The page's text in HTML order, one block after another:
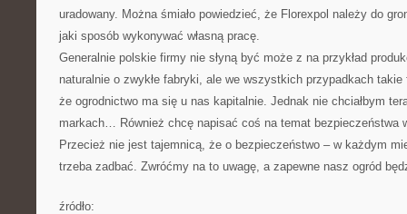
uradowany. Można śmiało powiedzieć, że Florexpol należy do
jaki sposób wykonywać własną pracę.
Generalnie polskie firmy nie słyną być może z na przykład
naturalnie o zwykłe fabryki, ale we wszystkich przypadkach
że ogrodnictwo ma się u nas kapitalnie. Jednak nie chciałbym
markach… Również chcę napisać coś na temat bezpieczeństwa
Przecież nie jest tajemnicą, że o bezpieczeństwo – w każdym
trzeba zadbać. Zwróćmy na to uwagę, a zapewne nasz ogród
źródło: